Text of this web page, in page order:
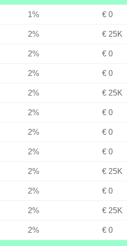
1% € 0
2% € 25K
2% € 0
2% € 0
2% € 25K
2% € 0
2% € 0
2% € 0
2% € 25K
2% € 0
2% € 25K
2% € 0